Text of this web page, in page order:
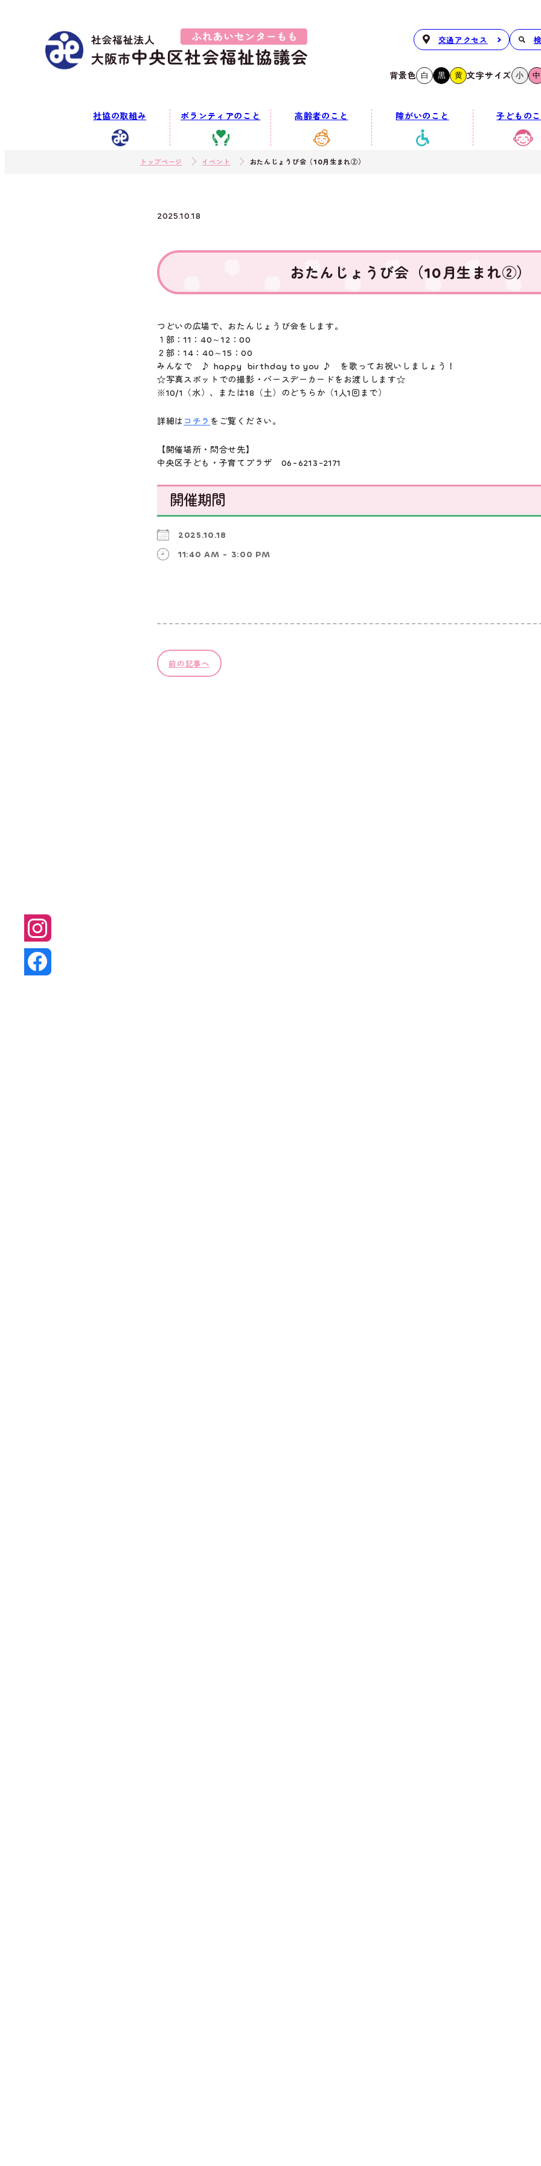
交通アクセス
背景色 白 黒 黄 文字サイズ 小 中
社協の取組み ボランティアのこと 高齢者のこと 障がいのこと 子どもの
トップページ イベント おたんじょうび会（10月生まれ②）
2025.10.18
おたんじょうび会（10月生まれ②）
つどいの広場で、おたんじょうび会をします。
１部：11：40～12：00
２部：14：40～15：00
みんなで ♪ happy birthday to you ♪ を歌ってお祝いしましょう！
☆写真スポットでの撮影・バースデーカードをお渡しします☆
※10/1（水）、または18（土）のどちらか（1人1回まで）
詳細は コチラ をご覧ください。
【開催場所・問合せ先】
中央区子ども・子育てプラザ 06-6213-2171
開催期間
2025.10.18
11:40 AM - 3:00 PM
前の記事へ